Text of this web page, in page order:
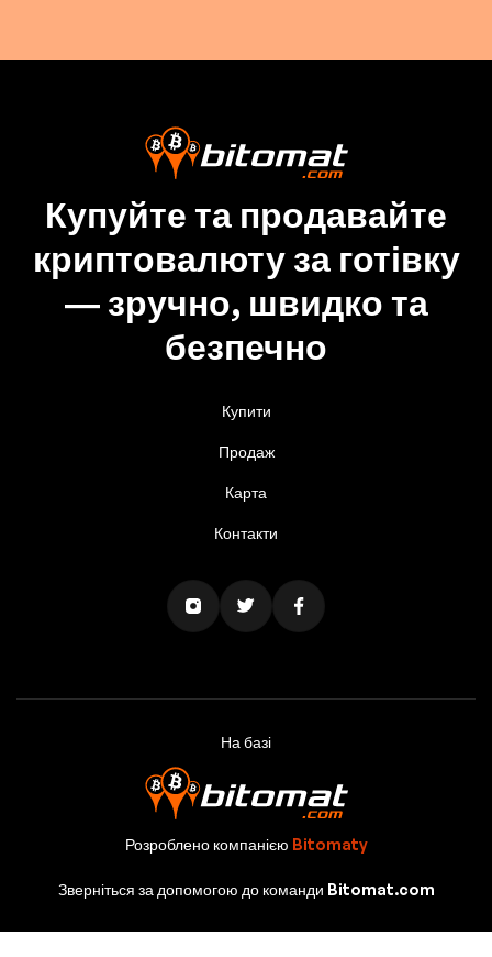
Купуйте та продавайте
криптовалюту за готівку
— зручно, швидко та
безпечно
Купити
Продаж
Карта
Контакти
На базі
Розроблено компанією Bitomaty
Зверніться за допомогою до команди Bitomat.com